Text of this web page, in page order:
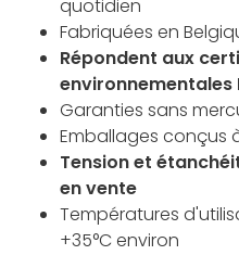
quotidien
Fabriquées en
Répondent aux
environnementales
Garanties sans
Emballages conçus
Tension et
en vente
Températures
+35°C environ